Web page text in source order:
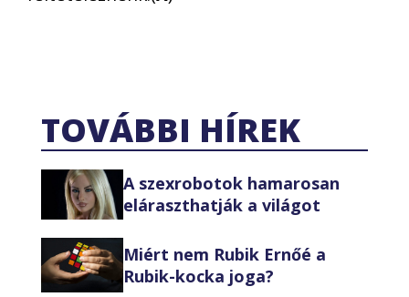
TOVÁBBI HÍREK
A szexrobotok hamarosan
eláraszthatják a világot
Miért nem Rubik Ernőé a
Rubik-kocka joga?